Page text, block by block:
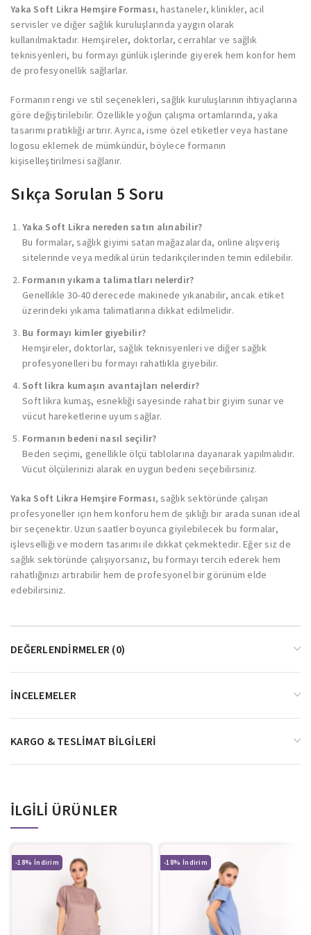
Yaka Soft Likra Hemşire Forması, hastaneler, klinikler, acil
servisler ve diğer sağlık kuruluşlarında yaygın olarak
kullanılmaktadır. Hemşireler, doktorlar, cerrahlar ve sağlık
teknisyenleri, bu formayı günlük işlerinde giyerek hem konfor hem
de profesyonellik sağlarlar.
Formanın rengi ve stil seçenekleri, sağlık kuruluşlarının ihtiyaçlarına
göre değiştirilebilir. Özellikle yoğun çalışma ortamlarında, yaka
tasarımı pratikliği artırır. Ayrıca, isme özel etiketler veya hastane
logosu eklemek de mümkündür, böylece formanın
kişiselleştirilmesi sağlanır.
Sıkça Sorulan 5 Soru
Yaka Soft Likra nereden satın alınabilir?
Bu formalar, sağlık giyimi satan mağazalarda, online alışveriş
sitelerinde veya medikal ürün tedarikçilerinden temin edilebilir.
Formanın yıkama talimatları nelerdir?
Genellikle 30-40 derecede makinede yıkanabilir, ancak etiket
üzerindeki yıkama talimatlarına dikkat edilmelidir.
Bu formayı kimler giyebilir?
Hemşireler, doktorlar, sağlık teknisyenleri ve diğer sağlık
profesyonelleri bu formayı rahatlıkla giyebilir.
Soft likra kumaşın avantajları nelerdir?
Soft likra kumaş, esnekliği sayesinde rahat bir giyim sunar ve
vücut hareketlerine uyum sağlar.
Formanın bedeni nasıl seçilir?
Beden seçimi, genellikle ölçü tablolarına dayanarak yapılmalıdır.
Vücut ölçülerinizi alarak en uygun bedeni seçebilirsiniz.
Yaka Soft Likra Hemşire Forması, sağlık sektöründe çalışan
profesyoneller için hem konforu hem de şıklığı bir arada sunan ideal
bir seçenektir. Uzun saatler boyunca giyilebilecek bu formalar,
işlevselliği ve modern tasarımı ile dikkat çekmektedir. Eğer siz de
sağlık sektöründe çalışıyorsanız, bu formayı tercih ederek hem
rahatlığınızı artırabilir hem de profesyonel bir görünüm elde
edebilirsiniz.
DEĞERLENDIRMELER (0)
İNCELEMELER
KARGO & TESLIMAT BILGILERI
İLGILI ÜRÜNLER
-18% -18%